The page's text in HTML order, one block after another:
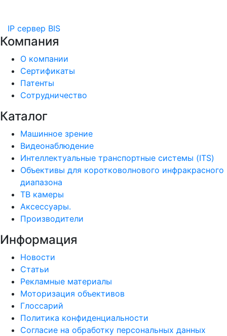
IP сервер BIS
Компания
О компании
Сертификаты
Патенты
Сотрудничество
Каталог
Машинное зрение
Видеонаблюдение
Интеллектуальные транспортные системы (ITS)
Объективы для коротковолнового инфракрасного
диапазона
ТВ камеры
Аксессуары.
Производители
Информация
Новости
Статьи
Рекламные материалы
Моторизация объективов
Глоссарий
Политика конфиденциальности
Согласие на обработку персональных данных